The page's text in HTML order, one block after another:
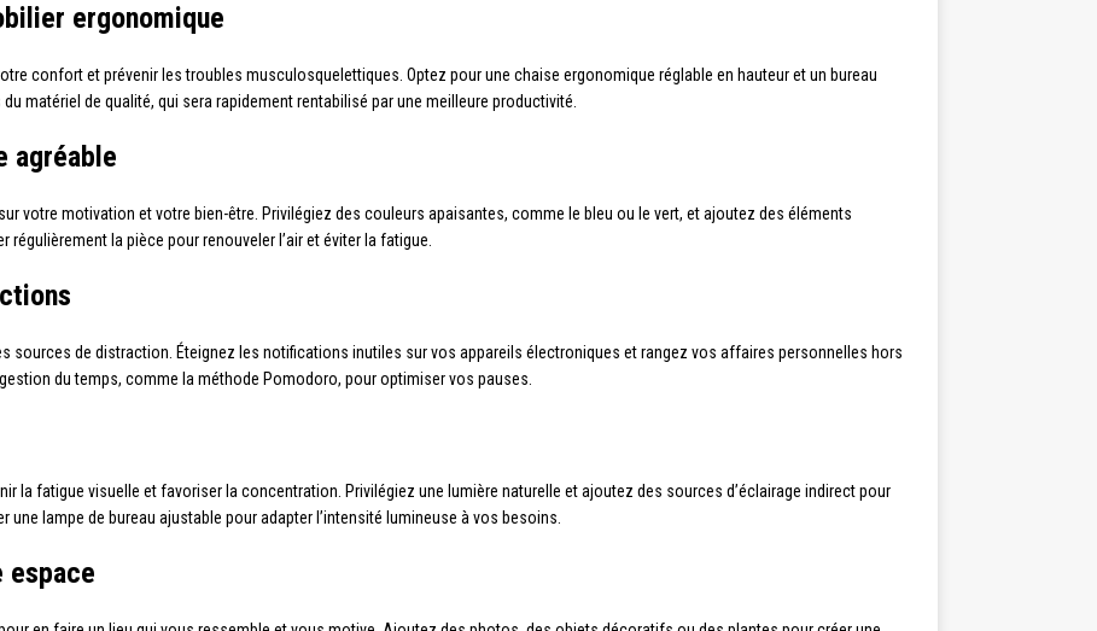
ergonomique
confort et prévenir les troubles musculosquelettiques. Optez pour une chaise ergonomique réglable en hauteur et un bureau
matériel de qualité, qui sera rapidement rentabilisé par une meilleure productivité.
agréable
votre motivation et votre bien-être. Privilégiez des couleurs apaisantes, comme le bleu ou le vert, et ajoutez des éléments
régulièrement la pièce pour renouveler l’air et éviter la fatigue.
sources de distraction. Éteignez les notifications inutiles sur vos appareils électroniques et rangez vos affaires personnelles hors
du temps, comme la méthode Pomodoro, pour optimiser vos pauses.
la fatigue visuelle et favoriser la concentration. Privilégiez une lumière naturelle et ajoutez des sources d’éclairage indirect pour
une lampe de bureau ajustable pour adapter l’intensité lumineuse à vos besoins.
espace